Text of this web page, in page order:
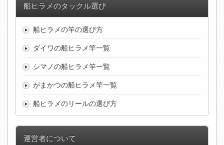
船ヒラメのタックル選び
船ヒラメの竿の選び方
ダイワの船ヒラメ竿一覧
シマノの船ヒラメ竿一覧
がまかつの船ヒラメ竿一覧
船ヒラメのリールの選び方
運営者について